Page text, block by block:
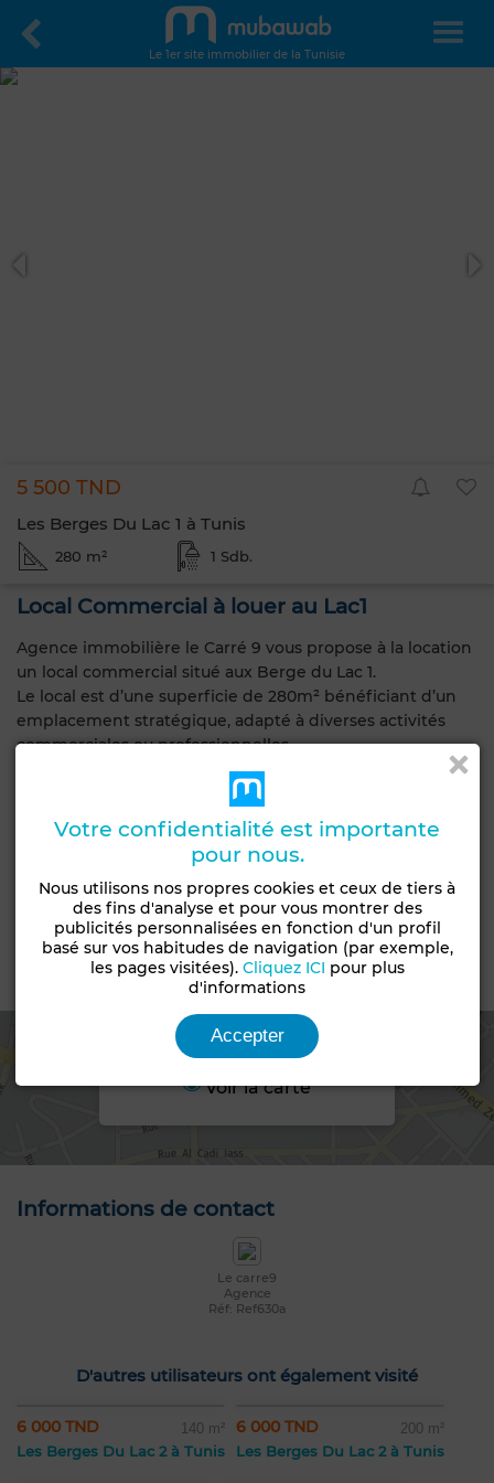
Le 1er site immobilier de la Tunisie
5 500 TND
Les Berges Du Lac 1 à Tunis
280 m² 1 Sdb.
Local Commercial à louer au Lac1
Agence immobilière le Carré 9 vous propose à la location
un local commercial situé aux Berge du Lac 1.
Le local est d’une superficie de 280m² bénéficiant d’un
emplacement stratégique, adapté à diverses activités
commerciales ou professionnelles.
Pour plus d’informations veuillez nous contacter au
Caractéristiques générales
Type de bien
Local commercial
Etat
Bon état / habitable
Emplacement
Voir la carte
Informations de contact
Le carre9
Agence
Réf: Ref630a
D'autres utilisateurs ont également visité
6 000 TND 140 m²
Les Berges Du Lac 2 à Tunis
6 000 TND 200 m²
Les Berges Du Lac 2 à Tunis
Votre confidentialité est importante
pour nous.
Nous utilisons nos propres cookies et ceux de tiers à
des fins d'analyse et pour vous montrer des
publicités personnalisées en fonction d'un profil
basé sur vos habitudes de navigation (par exemple,
les pages visitées). Cliquez ICI pour plus
d'informations
Accepter